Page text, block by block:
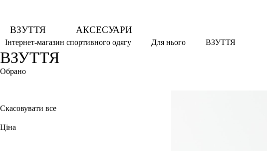
ВЗУТТЯ АКСЕСУАРИ
Інтернет-магазин спортивного одягу Для нього ВЗУТТЯ
ВЗУТТЯ
Обрано
Скасовувати все
Ціна